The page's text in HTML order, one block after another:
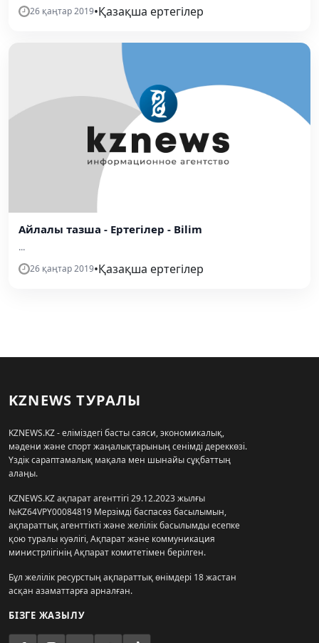
26 қаңтар 2019•Қазақша ертегілер
Айлалы тазша - Ертегілер - Bilim
...
26 қаңтар 2019•Қазақша ертегілер
KZNEWS ТУРАЛЫ
KZNEWS.KZ - еліміздегі басты саяси, экономикалық,
мәдени және спорт жаңалықтарының сенімді дереккөзі.
Үздік сараптамалық мақала мен шынайы сұқбаттың
алаңы.
KZNEWS.KZ ақпарат агенттігі 29.12.2023 жылғы
№KZ64VPY00084819 Мерзімді баспасөз басылымын,
ақпараттық агенттікті және желілік басылымды есепке
қою туралы куәлігі, Ақпарат және коммуникация
министрлігінің Ақпарат комитетімен берілген.
Бұл желілік ресурстың ақпараттық өнімдері 18 жастан
асқан азаматтарға арналған.
БІЗГЕ ЖАЗЫЛУ